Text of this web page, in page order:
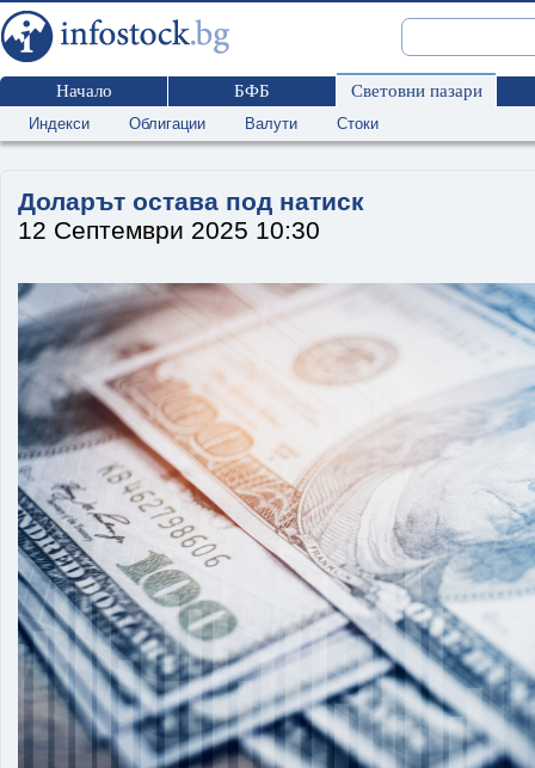
Начало БФБ Световни пазари
Индекси Облигации Валути Стоки
Доларът остава под натиск
12 Септември 2025 10:30